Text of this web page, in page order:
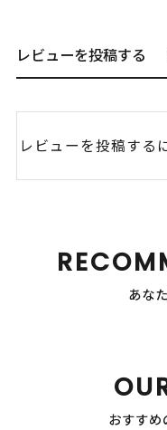
レビューを投稿する
レビューを投稿する
あな
おすすめ